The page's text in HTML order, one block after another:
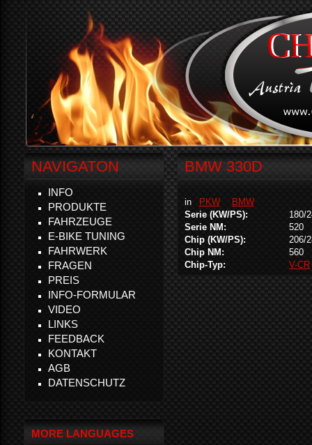
BMW 330D
in PKW
BMW
Serie (KW/PS):
180/
Serie NM:
520
Chip (KW/PS):
206/
Chip NM:
560
Chip-Typ:
V-CR
NAVIGATON
INFO
PRODUKTE
FAHRZEUGE
E-BIKE TUNING
FAHRWERK
FRAGEN
PREIS
INFO-FORMULAR
VIDEO
LINKS
FEEDBACK
KONTAKT
AGB
DATENSCHUTZ
MORE LANGUAGES